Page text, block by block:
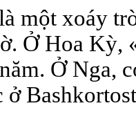
một xoáy
Ở Hoa
Ở Nga,
ở